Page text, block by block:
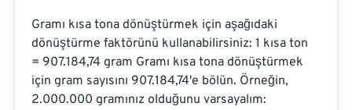
Gramı kısa tona dönüştürmek için aşağıdaki
dönüştürme faktörünü kullanabilirsiniz: 1 kısa ton
= 907.184,74 gram Gramı kısa tona dönüştürmek
için gram sayısını 907.184,74'e bölün. Örneğin,
2.000.000 gramınız olduğunu varsayalım: